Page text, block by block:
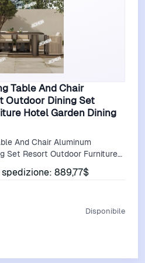
Table And Chair
Outdoor Dining Set
Hotel Garden Dining
And Chair Aluminum
Set Resort Outdoor Furniture
889,77$
Disponibile